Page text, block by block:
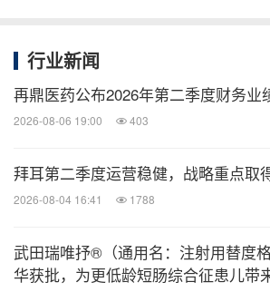
公司持续推进小分子产能
常州、泰兴及金山原料
成功通过FDA现场检查。
子原料药反应釜总体积
4,000kL。
随着2024年新增产能逐
TIDES业务收入达到
行业新闻
再鼎医药公布2026年第二季度财务业
2026-08-06 19:00 403
拜耳第二季度运营稳健，战略重点取
2026-08-04 16:41 1788
武田瑞唯抒®（通用名：注射用替度
华获批，为更低龄短肠综合征患儿带